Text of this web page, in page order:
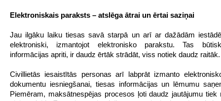
Elektroniskais paraksts – atslēga ātrai un ērtai saziņai
Jau ilgāku laiku tiesas savā starpā un arī ar dažādām
elektroniski, izmantojot elektronisko parakstu. Tas
informācijas apriti, ir daudz ērtāk strādāt, viss notiek daudz raitāk.
Civillietās iesaistītās personas arī labprāt izmanto
dokumentu iesniegšanai, tiesas informācijas un lēmumu
Piemēram, maksātnespējas procesos ļoti daudz jautājumu tiek